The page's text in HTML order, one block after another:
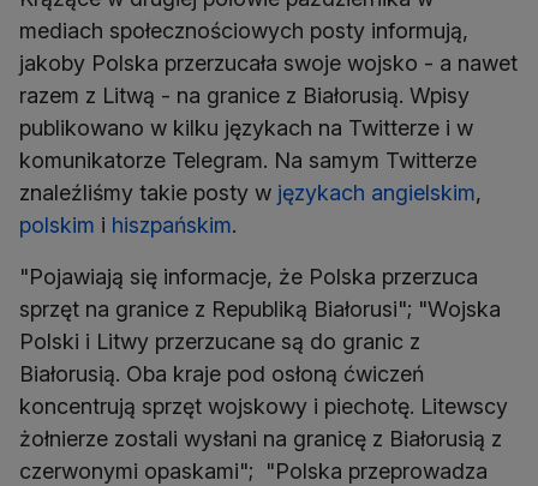
mediach społecznościowych posty informują,
jakoby Polska przerzucała swoje wojsko - a nawet
razem z Litwą - na granice z Białorusią. Wpisy
publikowano w kilku językach na Twitterze i w
komunikatorze Telegram. Na samym Twitterze
znaleźliśmy takie posty w językach angielskim,
polskim i hiszpańskim.
"Pojawiają się informacje, że Polska przerzuca
sprzęt na granice z Republiką Białorusi"; "Wojska
Polski i Litwy przerzucane są do granic z
Białorusią. Oba kraje pod osłoną ćwiczeń
koncentrują sprzęt wojskowy i piechotę. Litewscy
żołnierze zostali wysłani na granicę z Białorusią z
czerwonymi opaskami"; "Polska przeprowadza